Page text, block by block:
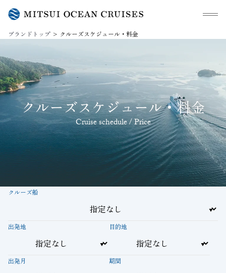
メニュ
ブランドトップ クルーズスケジュール・料金
クルーズスケジュール・料金
Cruise schedule / Price
クルーズ船
出発地 目的地
出発月 期間